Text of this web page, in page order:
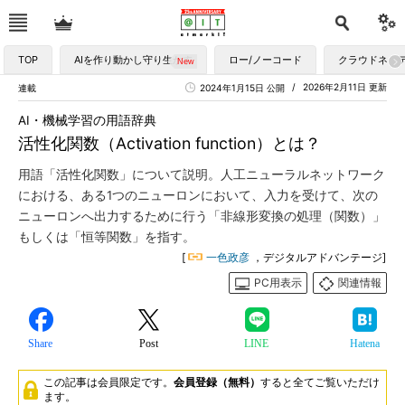
TOP AIを作り動かし守り生かす ロー/ノーコード クラウドネイ
連載 2026年2月11日 更新
2024年1月15日 公開
活性化関数（Activation function）とは？
AI・機械学習の用語辞典
用語「活性化関数」について説明。人工ニューラルネットワーク
における、ある1つのニューロンにおいて、入力を受けて、次の
ニューロンへ出力するために行う「非線形変換の処理（関数）」
もしくは「恒等関数」を指す。
[ 一色政彦 ，デジタルアドバンテージ]
PC用表示
関連情報
Share Post LINE Hatena
この記事は会員限定です。 会員登録（無料） すると全てご覧いただけ
ます。